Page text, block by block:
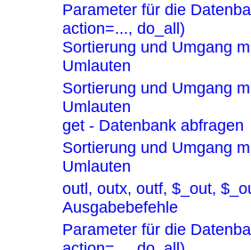
Parameter für die
action=..., do_all)
Sortierung und Umgang
Umlauten
Sortierung und Umgang
Umlauten
get - Datenbank abfragen
Sortierung und Umgang
Umlauten
outl, outx, outf, $_out,
Ausgabebefehle
Parameter für die